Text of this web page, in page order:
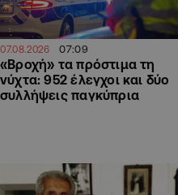
07.08.2026 07:09
«Βροχή» τα πρόστιμα τη
νύχτα: 952 έλεγχοι και δύο
συλλήψεις παγκύπρια